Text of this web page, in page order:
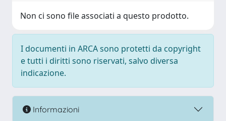
Non ci sono file associati a questo prodotto.
I documenti in ARCA sono protetti da copyright
e tutti i diritti sono riservati, salvo diversa
indicazione.
Informazioni